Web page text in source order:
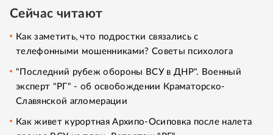
Сейчас читают
Как заметить, что подростки связались с
телефонными мошенниками? Советы психолога
"Последний рубеж обороны ВСУ в ДНР". Военный
эксперт "РГ" - об освобождении Краматорско-
Славянской агломерации
Как живет курортная Архипо-Осиповка после налета